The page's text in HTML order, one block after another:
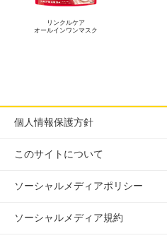
リンクルケア
オールインワンマスク
個人情報保護方針
このサイトについて
ソーシャルメディアポリシー
ソーシャルメディア規約